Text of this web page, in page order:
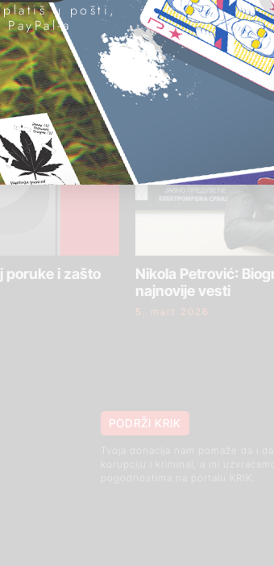
poruke i zašto
Nikola Petrović:
najnovije vesti
5. mart 2026.
PODRŽI KRIK
Tvoja donacija nam pomaže da i
korupciju i kriminal, a mi
pogodnostima na portalu KRIK.
u pošti,
a